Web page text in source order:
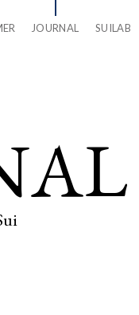
JOURNAL SUILAB